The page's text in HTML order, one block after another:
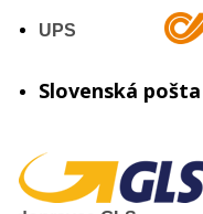
UPS
Slovenská pošta